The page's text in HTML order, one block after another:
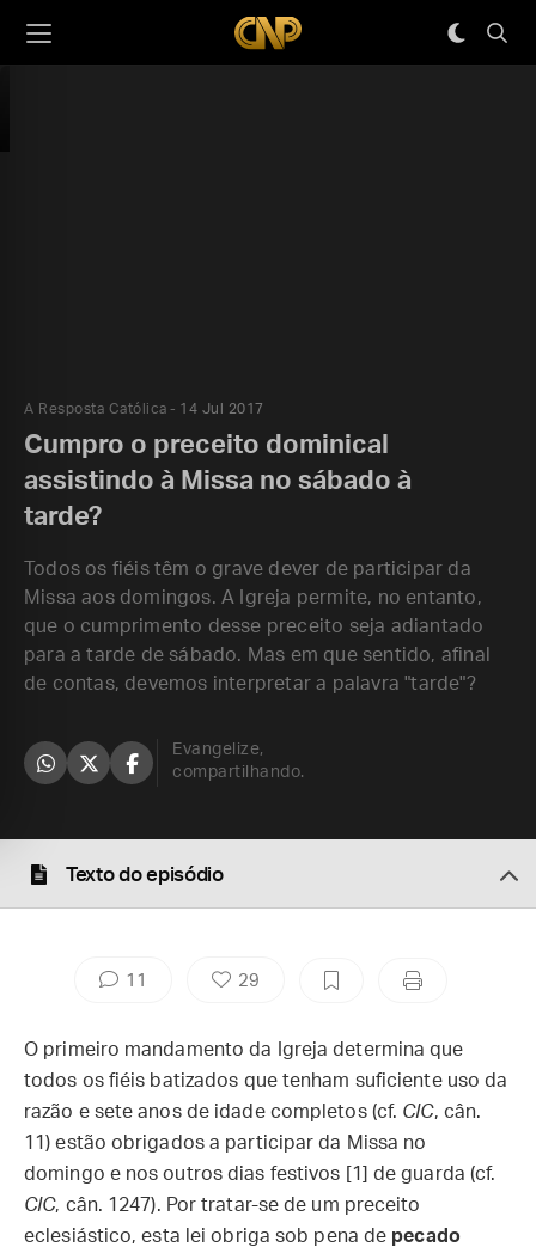
A Resposta Católica 14 Jul 2017
Cumpro o preceito dominical
assistindo à Missa no sábado à
tarde?
Todos os fiéis têm o grave dever de participar da
Missa aos domingos. A Igreja permite, no entanto,
que o cumprimento desse preceito seja adiantado
para a tarde de sábado. Mas em que sentido, afinal
de contas, devemos interpretar a palavra "tarde"?
Evangelize,
compartilhando.
Texto do episódio
11 29
O primeiro mandamento da Igreja determina que
todos os fiéis batizados que tenham suficiente uso da
razão e sete anos de idade completos (cf. CIC, cân.
11) estão obrigados a participar da Missa no
domingo e nos outros dias festivos [1] de guarda (cf.
CIC, cân. 1247). Por tratar-se de um preceito
eclesiástico, esta lei obriga sob pena de pecado